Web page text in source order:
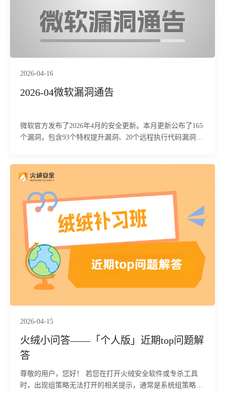
2026-04-16
2026-04微软漏洞通告
微软官方发布了2026年4月的安全更新。本月更新公布了165
个漏洞，包含93个特权提升漏洞、20个远程执行代码漏洞、
“Moderate”（中等），8个漏洞级别为“Critical”（高危），
154个为“Important”（严重）。建议用户及时使用火绒安全
软件(个人/企业)【漏洞修复】功能更新补丁。
2026-04-15
火绒小问答——「个人版」近期top问题解
答
尊敬的用户，您好！ 若您在打开火绒安全软件或专杀工具
时，出现组策略无法打开的相关提示，通常是系统组策略中